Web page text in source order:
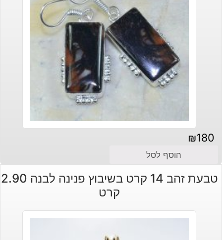
₪180
הוסף לסל
טבעת זהב 14 קרט בשיבוץ פנינה לבנה 2.90
קרט